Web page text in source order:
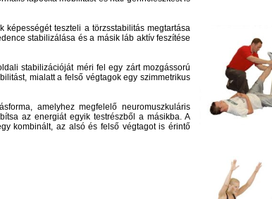
képességét teszteli a törzsstabilitás megtartása
stabilizálása és a másik láb aktív feszítése
stabilizációját méri fel egy zárt mozgássorú
mialatt a felső végtagok egy szimmetrikus
amelyhez megfelelő neuromuszkuláris
az energiát egyik testrészből a másikba. A
kombinált, az alsó és felső végtagot is érintő